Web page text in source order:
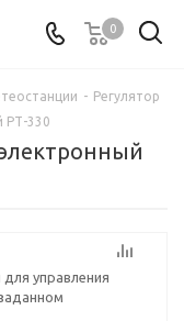
0
- Регулятор
РТ-330
управления